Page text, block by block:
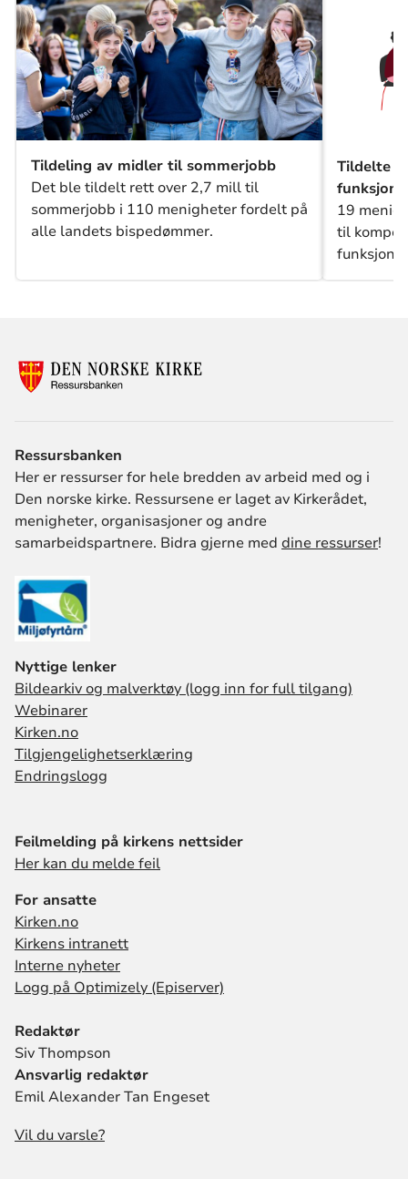
Tildeling av midler til sommerjobb
Det ble tildelt rett over 2,7 mill til
sommerjobb i 110 menigheter fordelt på
alle landets bispedømmer.
Tildelte
19
til
(tildeling
Ressursbanken
Her er ressurser for hele bredden av arbeid med og i
Den norske kirke. Ressursene er laget av Kirkerådet,
menigheter, organisasjoner og andre
samarbeidspartnere. Bidra gjerne med dine ressurser!
Nyttige lenker
Bildearkiv og malverktøy (logg inn for full tilgang)
Webinarer
Kirken.no
Tilgjengelighetserklæring
Endringslogg
Feilmelding på kirkens nettsider
Her kan du melde feil
For ansatte
Kirken.no
Kirkens intranett
Interne nyheter
Logg på Optimizely (Episerver)
Redaktør
Siv Thompson
Ansvarlig redaktør
Emil Alexander Tan Engeset
Vil du varsle?